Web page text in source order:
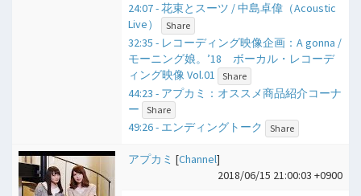
24:07 - 花束とスーツ / 中島卓偉（Acoustic
Live）
Share
32:35 - レコーディング映像企画：A gonna /
モーニング娘。’18 ボーカル・レコーデ
ィング映像 Vol.01
Share
44:23 - アプカミ：オススメ商品紹介コーナ
ー
Share
49:26 - エンディングトーク Share
アプカミ [Channel]
2018/06/15 21:00:03 +0900